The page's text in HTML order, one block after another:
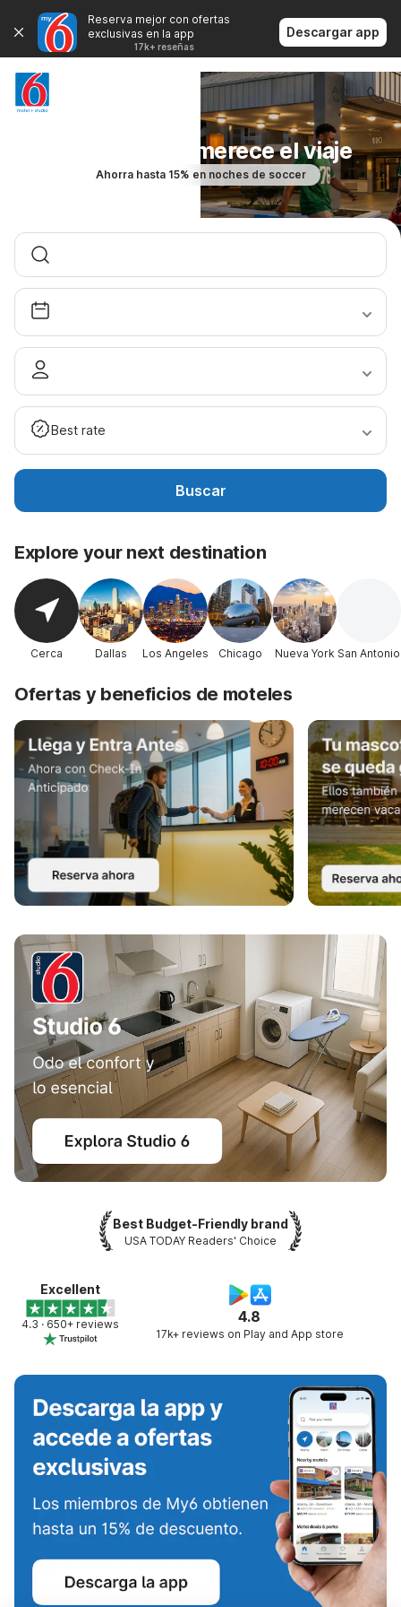
Reserva mejor con ofertas
exclusivas en la app
17k+ reseñas
Descargar app
El fútbol bien merece el viaje
Ahorra hasta 15% en noches de soccer
Best rate
Buscar
Explore your next destination
Cerca Dallas Los Angeles Chicago Nueva York San Antonio
Ofertas y beneficios de moteles
Best Budget-Friendly brand
USA TODAY Readers' Choice
4.8
17k+ reviews on Play and App store
Excellent
4.3 · 650+ reviews